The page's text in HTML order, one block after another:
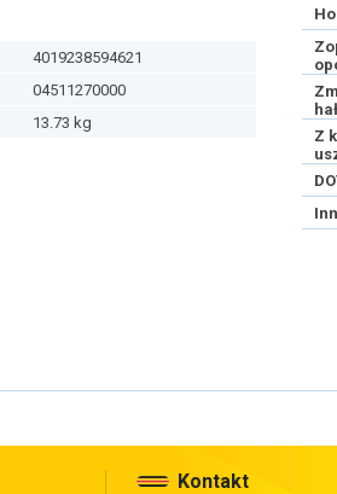
4019238594621
04511270000
13.73 kg
Z
Kontakt